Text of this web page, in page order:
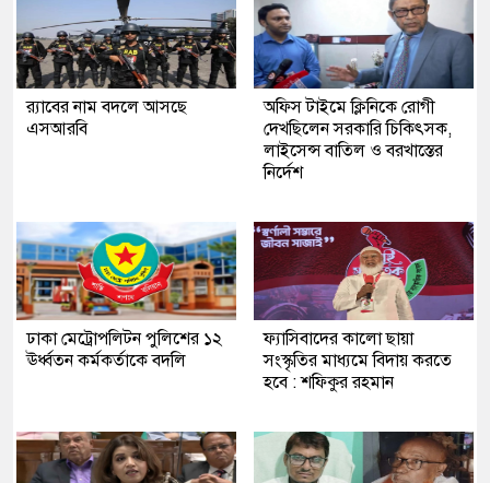
র‍্যাবের নাম বদলে আসছে
এসআরবি
অফিস টাইমে ক্লিনিকে রোগী
দেখছিলেন সরকারি চিকিৎসক,
লাইসেন্স বাতিল ও বরখাস্তের
নির্দেশ
ঢাকা মেট্রোপলিটন পুলিশের ১২
ঊর্ধ্বতন কর্মকর্তাকে বদলি
ফ্যাসিবাদের কালো ছায়া
সংস্কৃতির মাধ্যমে বিদায় করতে
হবে : শফিকুর রহমান